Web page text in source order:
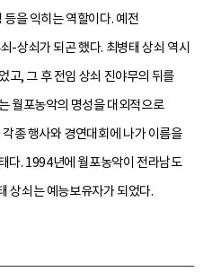
을 익히는 역할이다. 예전
-상쇠가 되곤 했다. 최병태 상쇠 역시
고, 그 후 전임 상쇠 진야무의 뒤를
월포농악의 명성을 대외적으로
종 행사와 경연대회에 나가 이름을
다. 1994년에 월포농악이 전라남도
상쇠는 예능보유자가 되었다.